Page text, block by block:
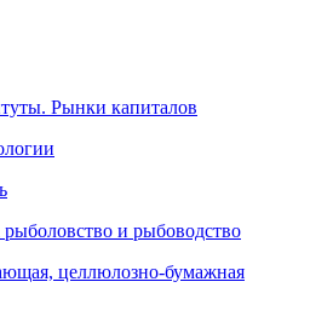
Рынки капиталов
рыболовство и рыбоводство
целлюлозно-бумажная